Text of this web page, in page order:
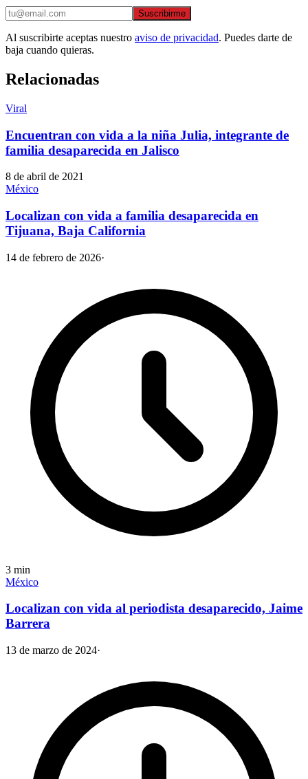
Suscribirme
Al suscribirte aceptas nuestro aviso de privacidad. Puedes darte de
baja cuando quieras.
Relacionadas
Viral
Encuentran con vida a la niña Julia, integrante de
familia desaparecida en Jalisco
8 de abril de 2021
México
Localizan con vida a familia desaparecida en
Tijuana, Baja California
14 de febrero de 2026·
3 min
México
Localizan con vida al periodista desaparecido, Jaime
Barrera
13 de marzo de 2024·